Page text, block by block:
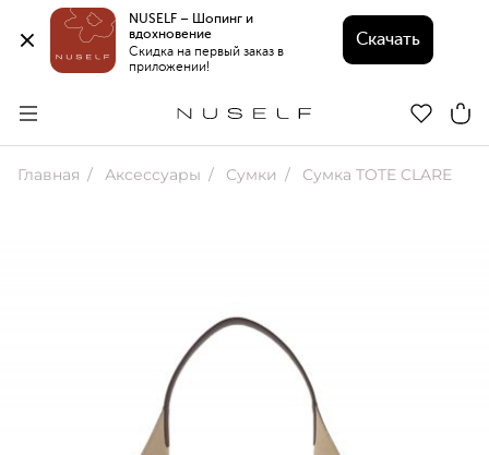
NUSELF – Шопинг и
вдохновение
Скидка на первый заказ в
приложении!
Скачать
Главная Аксессуары Сумки Сумка TOTE CLARE